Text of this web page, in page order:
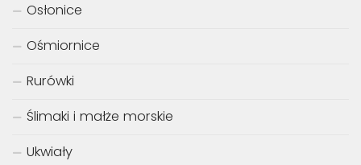
Osłonice
Ośmiornice
Rurówki
Ślimaki i małże morskie
Ukwiały